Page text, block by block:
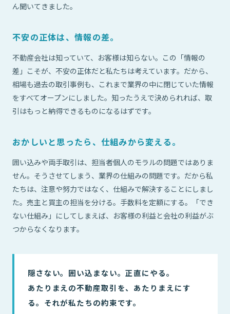
ん聞いてきました。
不安の正体は、情報の差。
不動産会社は知っていて、お客様は知らない。この「情報の
差」こそが、不安の正体だと私たちは考えています。だから、
相場も過去の取引事例も、これまで業界の中に閉じていた情報
をすべてオープンにしました。知ったうえで決められれば、取
引はもっと納得できるものになるはずです。
おかしいと思ったら、仕組みから変える。
囲い込みや両手取引は、担当者個人のモラルの問題ではありま
せん。そうさせてしまう、業界の仕組みの問題です。だから私
たちは、注意や努力ではなく、仕組みで解決することにしまし
た。売主と買主の担当を分ける。手数料を定額にする。「でき
ない仕組み」にしてしまえば、お客様の利益と会社の利益がぶ
つからなくなります。
隠さない。囲い込まない。正直にやる。
あたりまえの不動産取引を、あたりまえにす
る。それが私たちの約束です。